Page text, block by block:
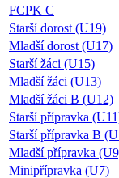
FCPK C
Starší dorost (U19)
Mladší dorost (U17)
Starší žáci (U15)
Mladší žáci (U13)
Mladší žáci B (U12)
Starší přípravka
Starší přípravka B
Mladší přípravka
Minipřípravka (U7)